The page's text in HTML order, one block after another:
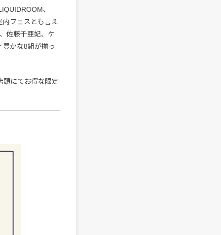
、
内フェスとも言え
佐藤千亜妃、ケ
豊かな8組が揃っ
頭にてお得な限定